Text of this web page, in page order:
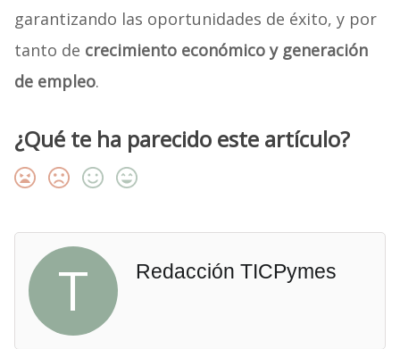
garantizando las oportunidades de éxito, y por
tanto de crecimiento económico y generación
de empleo.
¿Qué te ha parecido este artículo?
T Redacción TICPymes